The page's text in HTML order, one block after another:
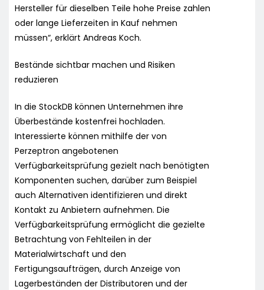
Hersteller für dieselben Teile hohe Preise zahlen
oder lange Lieferzeiten in Kauf nehmen
müssen“, erklärt Andreas Koch.
Bestände sichtbar machen und Risiken
reduzieren
In die StockDB können Unternehmen ihre
Überbestände kostenfrei hochladen.
Interessierte können mithilfe der von
Perzeptron angebotenen
Verfügbarkeitsprüfung gezielt nach benötigten
Komponenten suchen, darüber zum Beispiel
auch Alternativen identifizieren und direkt
Kontakt zu Anbietern aufnehmen. Die
Verfügbarkeitsprüfung ermöglicht die gezielte
Betrachtung von Fehlteilen in der
Materialwirtschaft und den
Fertigungsaufträgen, durch Anzeige von
Lagerbeständen der Distributoren und der